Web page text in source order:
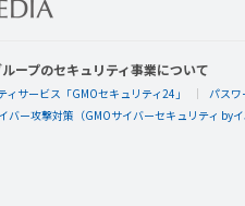
ープのセキュリティ事業について
サービス「GMOセキュリティ24」 パス
バー攻撃対策（GMOサイバーセキュリティ byイ